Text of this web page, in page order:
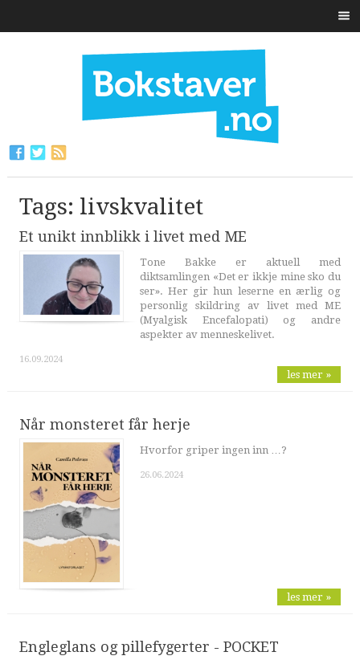
Tags: livskvalitet
Et unikt innblikk i livet med ME
Tone Bakke er aktuell med
diktsamlingen «Det er ikkje mine sko du
ser». Her gir hun leserne en ærlig og
personlig skildring av livet med ME
(Myalgisk Encefalopati) og andre
aspekter av menneskelivet.
16.09.2024
les mer »
Når monsteret får herje
Hvorfor griper ingen inn …?
26.06.2024
les mer »
Engleglans og pillefygerter - POCKET